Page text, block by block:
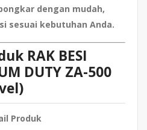
dengan mudah,
sesuai kebutuhan Anda.
RAK BESI
DUTY ZA-500
Produk